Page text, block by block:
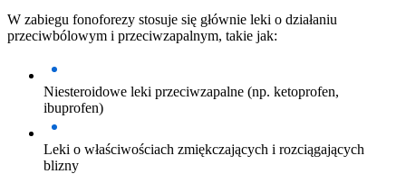
W zabiegu fonoforezy stosuje się głównie leki o działaniu
przeciwbólowym i przeciwzapalnym, takie jak:
Niesteroidowe leki przeciwzapalne (np. ketoprofen,
ibuprofen)
Leki o właściwościach zmiękczających i rozciągających
blizny